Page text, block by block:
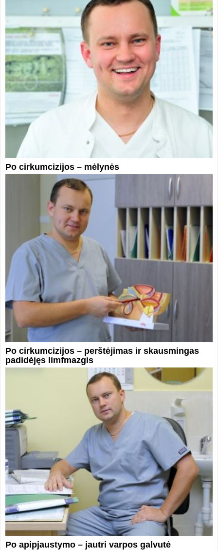
Po cirkumcizijos – mėlynės
Po cirkumcizijos – perštėjimas ir skausmingas
padidėjęs limfmazgis
Po apipjaustymo – jautri varpos galvutė